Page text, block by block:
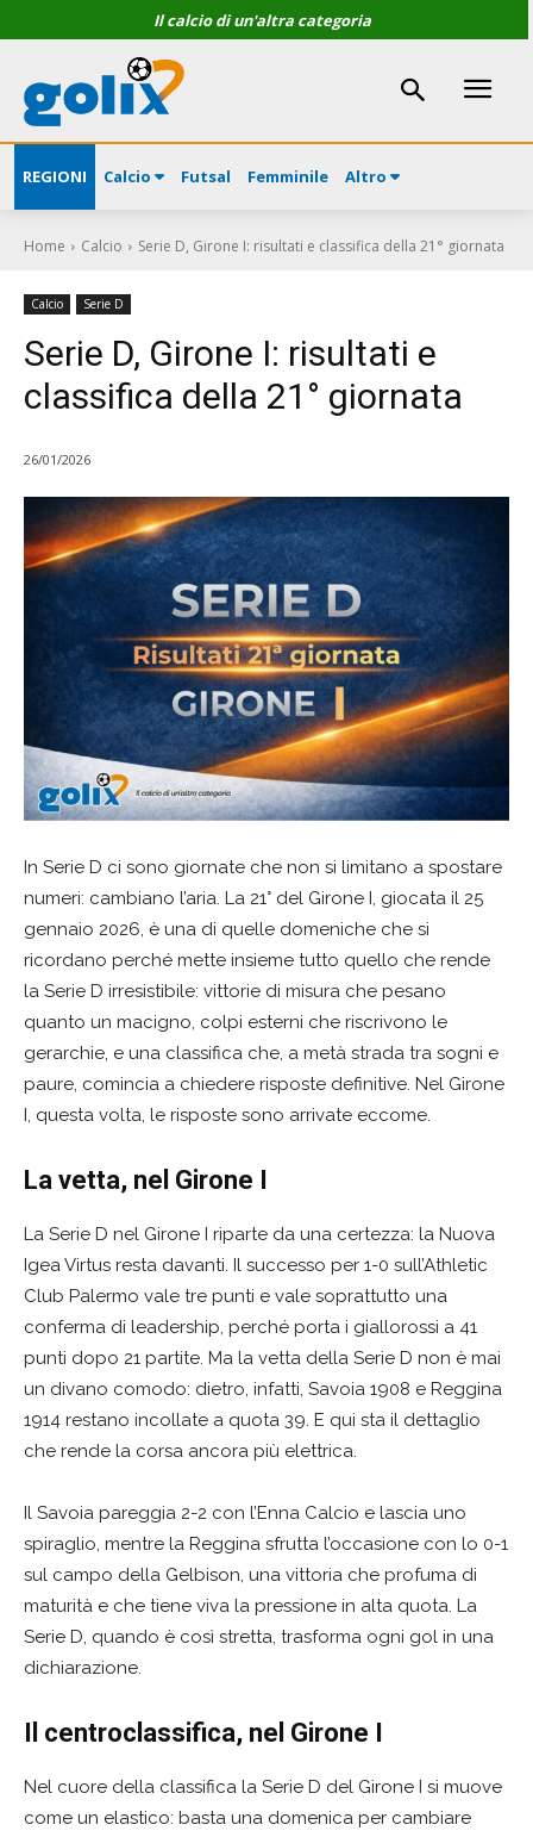
Il calcio di un'altra categoria
REGIONI Calcio Futsal Femminile Altro
Home Calcio Serie D, Girone I: risultati e classifica della 21° giornata
Calcio Serie D
Serie D, Girone I: risultati e
classifica della 21° giornata
26/01/2026
In Serie D ci sono giornate che non si limitano a spostare
numeri: cambiano l’aria. La 21° del Girone I, giocata il 25
gennaio 2026, è una di quelle domeniche che si
ricordano perché mette insieme tutto quello che rende
la Serie D irresistibile: vittorie di misura che pesano
quanto un macigno, colpi esterni che riscrivono le
gerarchie, e una classifica che, a metà strada tra sogni e
paure, comincia a chiedere risposte definitive. Nel Girone
I, questa volta, le risposte sono arrivate eccome.
La vetta, nel Girone I
La Serie D nel Girone I riparte da una certezza: la Nuova
Igea Virtus resta davanti. Il successo per 1-0 sull’Athletic
Club Palermo vale tre punti e vale soprattutto una
conferma di leadership, perché porta i giallorossi a 41
punti dopo 21 partite. Ma la vetta della Serie D non è mai
un divano comodo: dietro, infatti, Savoia 1908 e Reggina
1914 restano incollate a quota 39. E qui sta il dettaglio
che rende la corsa ancora più elettrica.
Il Savoia pareggia 2-2 con l’Enna Calcio e lascia uno
spiraglio, mentre la Reggina sfrutta l’occasione con lo 0-1
sul campo della Gelbison, una vittoria che profuma di
maturità e che tiene viva la pressione in alta quota. La
Serie D, quando è così stretta, trasforma ogni gol in una
dichiarazione.
Il centroclassifica, nel Girone I
Nel cuore della classifica la Serie D del Girone I si muove
come un elastico: basta una domenica per cambiare